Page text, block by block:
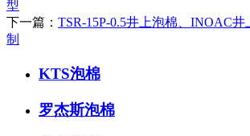
型
下一篇： TSR-15P-0.5井上泡棉、INOAC
制
KTS泡棉
罗杰斯泡棉